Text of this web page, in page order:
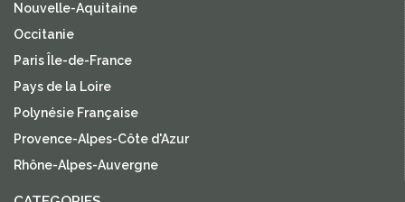
Nouvelle-Aquitaine
Occitanie
Paris Île-de-France
Pays de la Loire
Polynésie Française
Provence-Alpes-Côte d'Azur
Rhône-Alpes-Auvergne